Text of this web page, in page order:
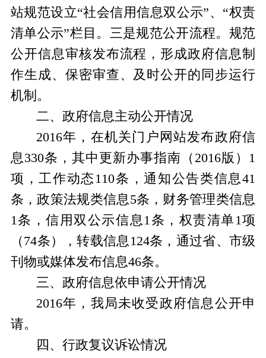
站规范设立“社会信用信息双公示”、“权责
清单公示”栏目。 三是规范公开流程。 规范
公开信息审核发布流程，形成政府信息制
作生成、保密审查、及时公开的同步运行
机制 。
二、政府信息主动公开情况
2016年， 在机关门户网站发布政府信
息330条，其中 更新办事指南（2016版）1
项 ，工作动态110条，通知公告类信息41
条，政策法规类信息5条，财务管理类信息
1条，信用双公示信息1条，权责清单1项
（74条），转载信息124条，通过省、 市级
刊物或媒体发布信息46条。
三、政府信息依申请公开情况
2016年，我局未收受政府信息公开申
请。
四、行政复议诉讼情况